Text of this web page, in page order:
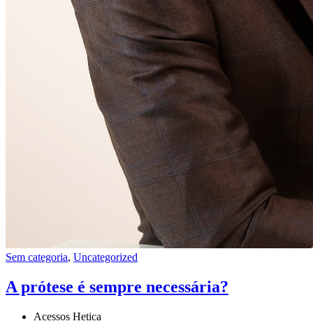
Sem categoria, Uncategorized
A prótese é sempre necessária?
Acessos Hetica